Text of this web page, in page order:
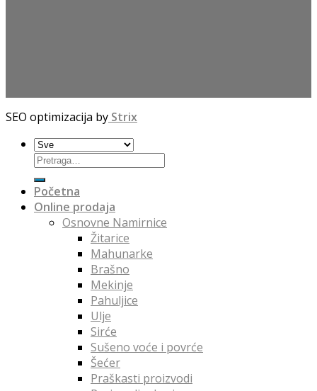
SEO optimizacija by Strix
Početna
Online prodaja
Osnovne Namirnice
Žitarice
Mahunarke
Brašno
Mekinje
Pahuljice
Ulje
Sirće
Sušeno voće i povrće
Šećer
Praškasti proizvodi